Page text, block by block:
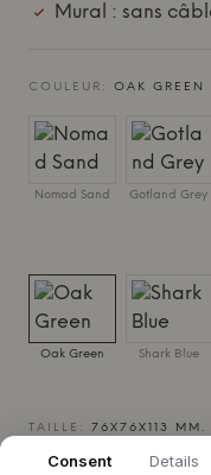
Mural : sans
COULEUR: OAK GREEN
Nomad Sand Gotland Grey
Oak Green Shark Blue
TAILLE: 76X76X113 MM.
Consent Details